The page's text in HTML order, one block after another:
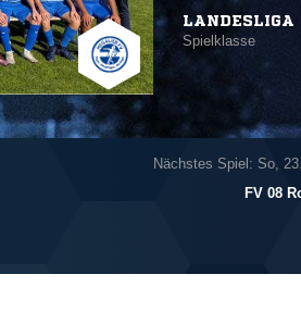
LANDESLIGA
Spielklasse
Nächstes Spiel: So,
FV 08